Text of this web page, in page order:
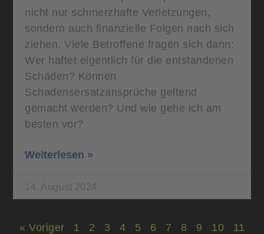
nicht nur schmerzhafte Verletzungen,
sondern auch finanzielle Folgen nach sich
ziehen. Viele Betroffene fragen sich dann:
Wer haftet eigentlich für die entstandenen
Schäden? Können
Schadensersatzansprüche geltend
gemacht werden? Und wie gehe ich am
besten vor?
Weiterlesen »
14. August 2024
« Voriger 1 2 3 4 5 6 7 8 9 10
11